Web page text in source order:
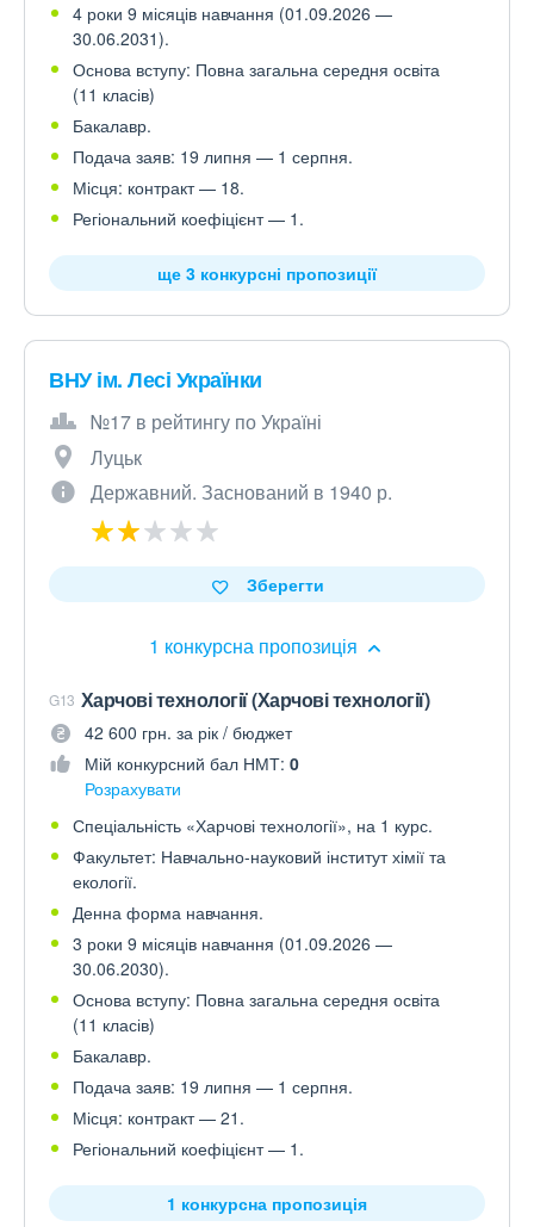
4 роки 9 місяців навчання (01.09.2026 —
30.06.2031).
Основа вступу: Повна загальна середня освіта
(11 класів)
Бакалавр.
Подача заяв: 19 липня — 1 серпня.
Місця: контракт — 18.
Регіональний коефіцієнт — 1.
ще 3 конкурсні пропозиції
ВНУ ім. Лесі Українки
№17 в рейтингу по Україні
Луцьк
Державний. Заснований в 1940 р.
1 конкурсна пропозиція
Зберегти
G13 Харчові технології (Харчові технології)
42 600 грн. за рік / бюджет
Мій конкурсний бал НМТ: 0
Розрахувати
Спеціальність «Харчові технології», на 1 курс.
Факультет: Навчально-науковий інститут хімії та
екології.
Денна форма навчання.
3 роки 9 місяців навчання (01.09.2026 —
30.06.2030).
Основа вступу: Повна загальна середня освіта
(11 класів)
Бакалавр.
Подача заяв: 19 липня — 1 серпня.
Місця: контракт — 21.
Регіональний коефіцієнт — 1.
1 конкурсна пропозиція